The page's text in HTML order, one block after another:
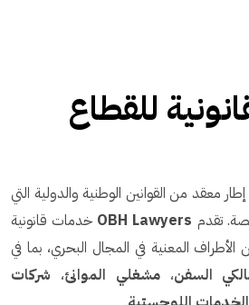
للقطاع
معقد من القوانين الوطنية والدولية التي
تقدم OBH Lawyers خدمات قانونية
المعنية في المجال البحري، بما في
السفن،مشغلي الموانئ، شركات